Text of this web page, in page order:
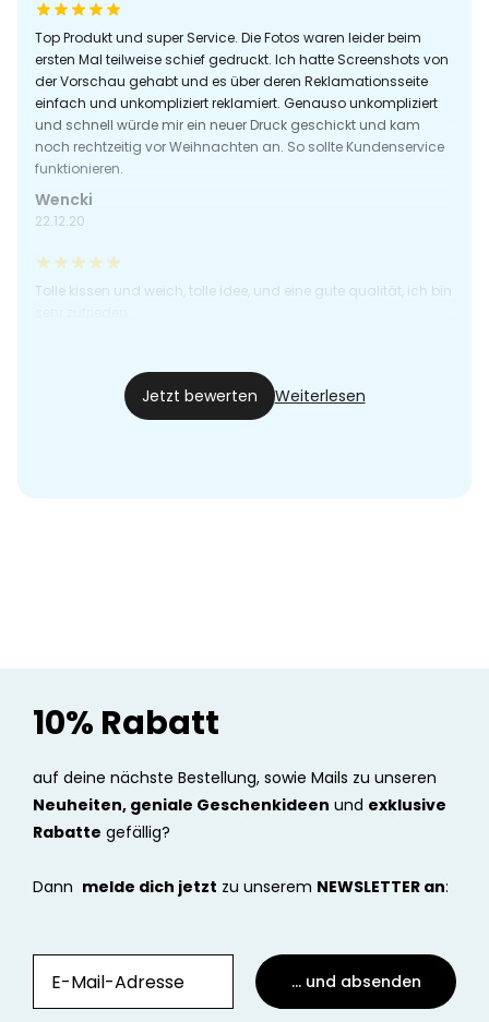
Top Produkt und super Service. Die Fotos waren leider beim
ersten Mal teilweise schief gedruckt. Ich hatte Screenshots von
der Vorschau gehabt und es über deren Reklamationsseite
einfach und unkompliziert reklamiert. Genauso unkompliziert
und schnell würde mir ein neuer Druck geschickt und kam
noch rechtzeitig vor Weihnachten an. So sollte Kundenservice
funktionieren.
Wencki
22.12.20
Tolle kissen und weich, tolle idee, und eine gute qualität, ich bin
Jetzt bewerten Weiterlesen
10% Rabatt
auf deine nächste Bestellung, sowie Mails zu unseren
Neuheiten, geniale Geschenkideen und exklusive
Rabatte gefällig?
Dann melde dich jetzt zu unserem NEWSLETTER an:
... und absenden